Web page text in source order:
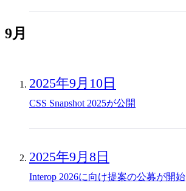
9月
2025年9月10日
CSS Snapshot 2025が公開
2025年9月8日
Interop 2026に向け提案の公募が開始